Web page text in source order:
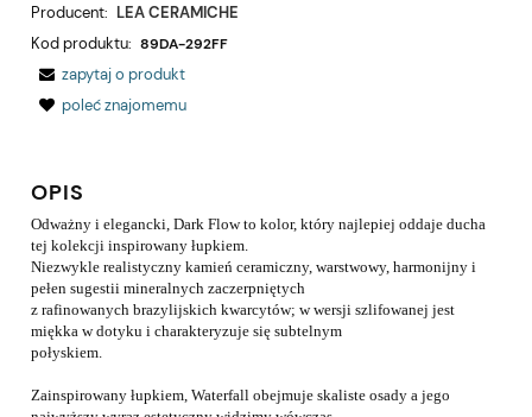
Producent: LEA CERAMICHE
Kod produktu: 89DA-292FF
zapytaj o produkt
poleć znajomemu
OPIS
Odważny i elegancki, Dark Flow to kolor, który najlepiej oddaje ducha
tej kolekcji inspirowany łupkiem.
Niezwykle realistyczny kamień ceramiczny, warstwowy, harmonijny i
pełen sugestii mineralnych zaczerpniętych
z rafinowanych brazylijskich kwarcytów; w wersji szlifowanej jest
miękka w dotyku i charakteryzuje się subtelnym
połyskiem.
Zainspirowany łupkiem, Waterfall obejmuje skaliste osady a jego